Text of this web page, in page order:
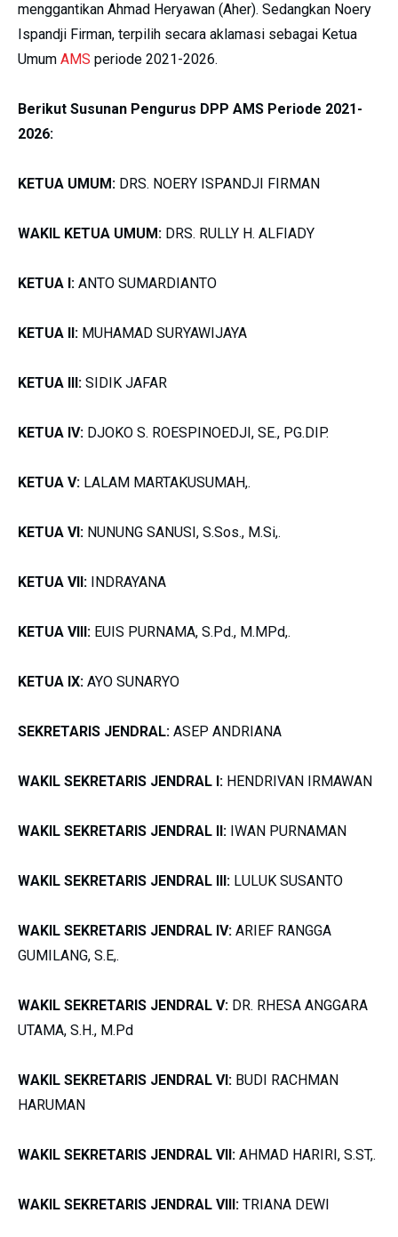
menggantikan Ahmad Heryawan (Aher). Sedangkan Noery
Ispandji Firman, terpilih secara aklamasi sebagai Ketua
Umum AMS periode 2021-2026.
Berikut Susunan Pengurus DPP AMS Periode 2021-
2026:
KETUA UMUM: DRS. NOERY ISPANDJI FIRMAN
WAKIL KETUA UMUM: DRS. RULLY H. ALFIADY
KETUA I: ANTO SUMARDIANTO
KETUA II: MUHAMAD SURYAWIJAYA
KETUA III: SIDIK JAFAR
KETUA IV: DJOKO S. ROESPINOEDJI, SE., PG.DIP.
KETUA V: LALAM MARTAKUSUMAH,.
KETUA VI: NUNUNG SANUSI, S.Sos., M.Si,.
KETUA VII: INDRAYANA
KETUA VIII: EUIS PURNAMA, S.Pd., M.MPd,.
KETUA IX: AYO SUNARYO
SEKRETARIS JENDRAL: ASEP ANDRIANA
WAKIL SEKRETARIS JENDRAL I: HENDRIVAN IRMAWAN
WAKIL SEKRETARIS JENDRAL II: IWAN PURNAMAN
WAKIL SEKRETARIS JENDRAL III: LULUK SUSANTO
WAKIL SEKRETARIS JENDRAL IV: ARIEF RANGGA
GUMILANG, S.E,.
WAKIL SEKRETARIS JENDRAL V: DR. RHESA ANGGARA
UTAMA, S.H., M.Pd
WAKIL SEKRETARIS JENDRAL VI: BUDI RACHMAN
HARUMAN
WAKIL SEKRETARIS JENDRAL VII: AHMAD HARIRI, S.ST,.
WAKIL SEKRETARIS JENDRAL VIII: TRIANA DEWI